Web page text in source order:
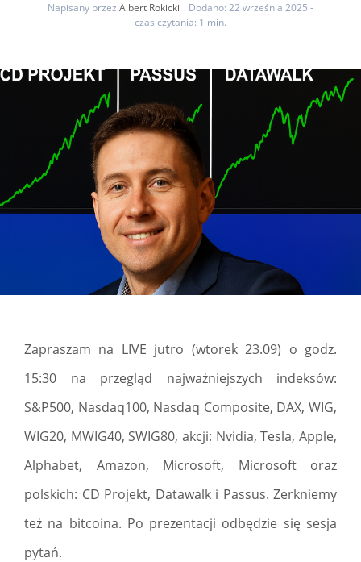
Napisany przez Albert Rokicki Dodano: 22 września 2025 -
czas czytania: 1 min.
Zapraszam na LIVE jutro (wtorek 23.09) o godz.
15:30 na przegląd najważniejszych indeksów:
S&P500, Nasdaq100, Nasdaq Composite, DAX, WIG,
WIG20, MWIG40, SWIG80, akcji: Nvidia, Tesla, Apple,
Alphabet, Amazon, Microsoft, Microsoft oraz
polskich: CD Projekt, Datawalk i Passus. Zerkniemy
też na bitcoina. Po prezentacji odbędzie się sesja
pytań.